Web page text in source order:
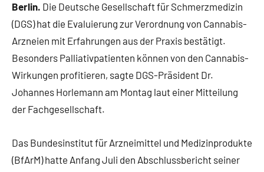
Berlin. Die Deutsche Gesellschaft für Schmerzmedizin
(DGS) hat die Evaluierung zur Verordnung von Cannabis-
Arzneien mit Erfahrungen aus der Praxis bestätigt.
Besonders Palliativpatienten können von den Cannabis-
Wirkungen profitieren, sagte DGS-Präsident Dr.
Johannes Horlemann am Montag laut einer Mitteilung
der Fachgesellschaft.
Das Bundesinstitut für Arzneimittel und Medizinprodukte
(BfArM) hatte Anfang Juli den Abschlussbericht seiner